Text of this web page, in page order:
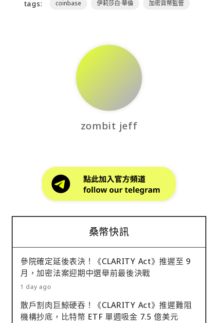
tags: coinbase 伊莉莎白·華倫 加密貨幣監管
zombit jeff
桑幣快訊
參院確定延後表決！《CLARITY Act》推遲至 9
月，加密法案迎期中選舉前最後決戰
1 day ago
散戶割肉巨鯨硬吞！《CLARITY Act》推遲難阻
機構抄底，比特幣 ETF 單週吸金 7.5 億美元